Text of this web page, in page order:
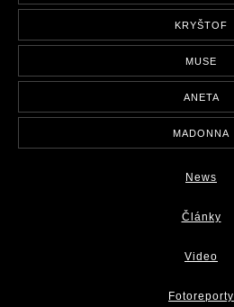
KRYŠTOF
MUSE
ANETA
MADONNA
News
Články
Video
Fotoreporty